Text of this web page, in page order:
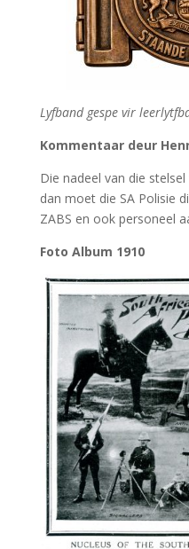
Lyfband gespe vir
Kommentaar deur
Die nadeel van die
dan moet die SA Polisie
ZABS en ook personeel
Foto Album 1910